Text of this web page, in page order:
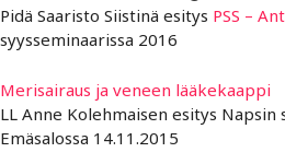
Pidä Saaristo Siistinä esitys PSS –
syysseminaarissa 2016
Merisairaus ja veneen lääkekaappi
LL Anne Kolehmaisen esitys Napsin
Emäsalossa 14.11.2015